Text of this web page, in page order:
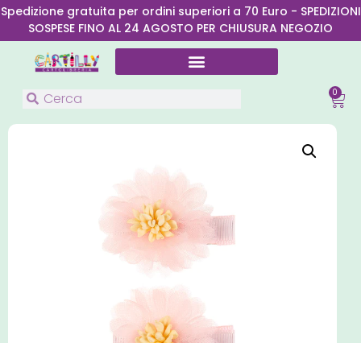
Spedizione gratuita per ordini superiori a 70 Euro - SPEDIZIONI
SOSPESE FINO AL 24 AGOSTO PER CHIUSURA NEGOZIO
0